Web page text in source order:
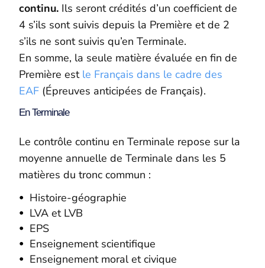
continu. Ils seront crédités d’un coefficient de
4 s’ils sont suivis depuis la Première et de 2
s’ils ne sont suivis qu’en Terminale.
En somme, la seule matière évaluée en fin de
Première est le Français dans le cadre des
EAF (Épreuves anticipées de Français).
En Terminale
Le contrôle continu en Terminale repose sur la
moyenne annuelle de Terminale dans les 5
matières du tronc commun :
Histoire-géographie
LVA et LVB
EPS
Enseignement scientifique
Enseignement moral et civique